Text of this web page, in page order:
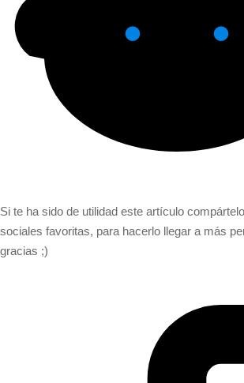
Si te ha sido de utilidad este artículo
sociales favoritas, para hacerlo llegar a más
gracias ;)